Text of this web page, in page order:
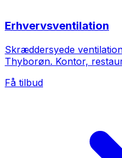
Erhvervsventilation
Skræddersyede
Thyborøn. Kontor,
Få tilbud